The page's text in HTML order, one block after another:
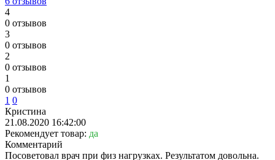
4
0 отзывов
3
0 отзывов
2
0 отзывов
1
0 отзывов
1 0
Кристина
21.08.2020 16:42:00
Рекомендует товар: да
Комментарий
Посоветовал врач при физ нагрузках. Результатом довольна.